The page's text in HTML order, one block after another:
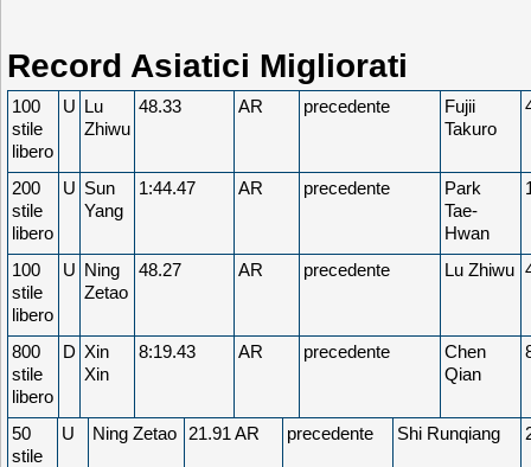
Record Asiatici Migliorati
100
stile
libero
U Lu
Zhiwu
48.33 AR precedente
Fujii
Takuro
200
stile
libero
U Sun
Yang
1:44.47 AR precedente
Park
Tae-
Hwan
100
stile
libero
U Ning
Zetao
48.27 AR precedente Lu Zhiwu
800
stile
libero
D Xin
Xin
8:19.43 AR precedente
Chen
Qian
50
stile
U Ning Zetao 21.91 AR precedente Shi Runqiang